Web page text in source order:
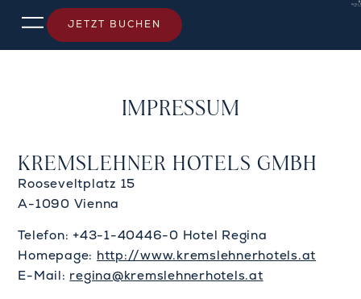
JETZT BUCHEN
IMPRESSUM
KREMSLEHNER HOTELS GMBH
Rooseveltplatz 15
A-1090 Vienna
Telefon: +43-1-40446-0 Hotel Regina
Homepage: http://www.kremslehnerhotels.at
E-Mail: regina@kremslehnerhotels.at